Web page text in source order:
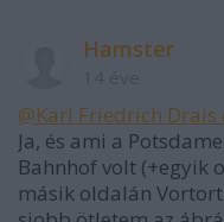
Hamster
@Karl Friedrich
Ja, és ami a
Bahnhof volt (+egyik
másik oldalán